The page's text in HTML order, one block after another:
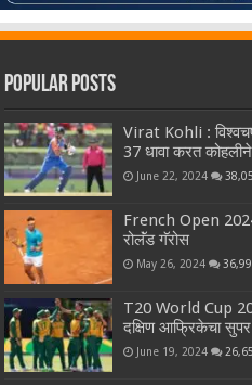
Popular Posts
Virat Kohli :
37 धावा करत कोहलीने
June 22, 2024
French Open
रोलॅंड गॅरोस
May 26, 2024
T20 World Cup
दक्षिण आफ्रिकेचा सुपर
June 19, 2024